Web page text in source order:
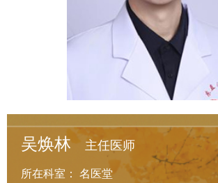
吴焕林 主任医师
所在科室： 名医堂